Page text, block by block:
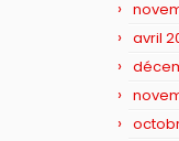
avril